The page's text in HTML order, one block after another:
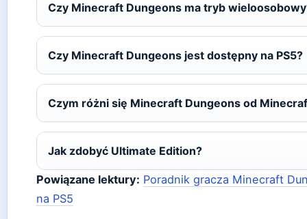
Czy Minecraft Dungeons ma tryb
Czy Minecraft Dungeons jest dostępny na PS5?
Czym różni się Minecraft Dungeons od
Jak zdobyć Ultimate Edition?
Powiązane lektury: Poradnik gracza Minecraft
na PS5